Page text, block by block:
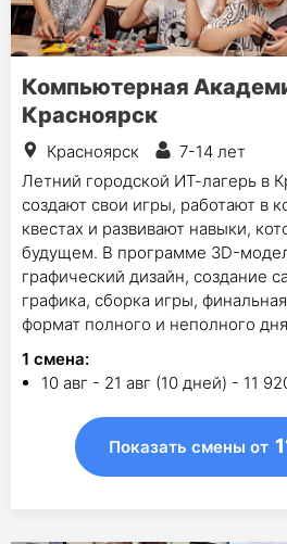
Компьютерная
Красноярск
Красноярск
7-14 лет
Летний городской ИТ-лагерь в
создают свои игры, работают в
квестах и развивают навыки,
будущем. В программе 3D-
графический дизайн, создание
графика, сборка игры,
формат полного и неполного
1 смена:
10 авг - 21 авг (10 дней) - 11
Показать смены от